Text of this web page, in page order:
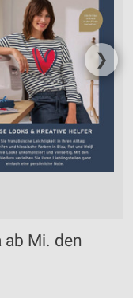
❯
Mi. den